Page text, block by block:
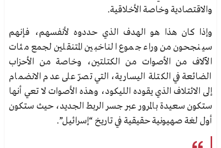
والاقتصادية وخاصة الأخلاقية.
وإذا كان هذا هو الهدف الذي حددوه لأنفسهم، فإنهم
سينجحون من وراء جموع الناخبين المتنقلين لجمع مئات
الآلاف من الأصوات من الكتلتين، وخاصة من الأحزاب
الضائعة في الكتلة اليسارية، التي تصرّ على عدم الانضمام
إلى الائتلاف الذي يقوده الليكود، وهذه الأصوات لا تعي أنها
ستكون سعيدة بالمرور عبر جسر الربط الجديد، حيث ستكون
أول لغة صهيونية حقيقية في تاريخ “إسرائيل”.